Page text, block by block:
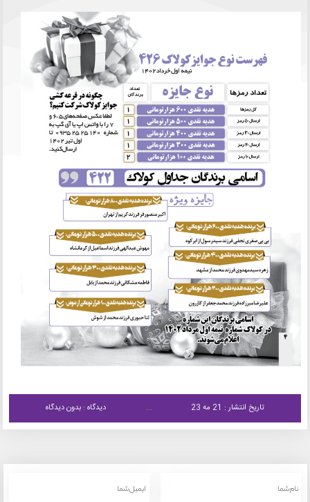
تاریخ انتشار : 21 مه 23 دیدگاه : بدون دیدگاه